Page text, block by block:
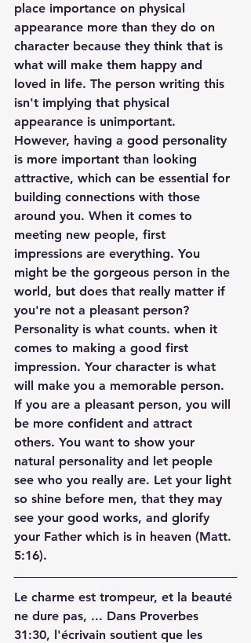
place importance on physical
appearance more than they do on
character because they think that is
what will make them happy and
loved in life. The person writing this
isn't implying that physical
appearance is unimportant.
However, having a good personality
is more important than looking
attractive, which can be essential for
building connections with those
around you. When it comes to
meeting new people, first
impressions are everything. You
might be the gorgeous person in the
world, but does that really matter if
you're not a pleasant person?
Personality is what counts. when it
comes to making a good first
impression. Your character is what
will make you a memorable person.
If you are a pleasant person, you will
be more confident and attract
others. You want to show your
natural personality and let people
see who you really are. Let your light
so shine before men, that they may
see your good works, and glorify
your Father which is in heaven (Matt.
5:16).
Le charme est trompeur, et la beauté
ne dure pas, ... Dans Proverbes
31:30, l'écrivain soutient que les